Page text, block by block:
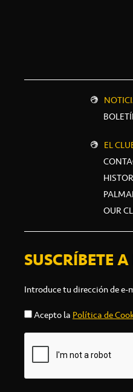
EL
OUR
SUSCRÍBETE
Introduce tu dirección de
Acepto la Política de